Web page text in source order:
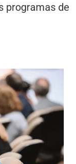
programas de